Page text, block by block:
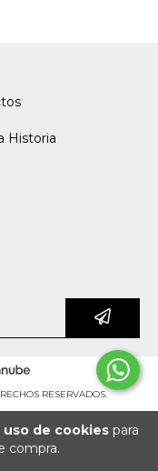
de cookiespara
compra.
Historia
RESERVADOS.